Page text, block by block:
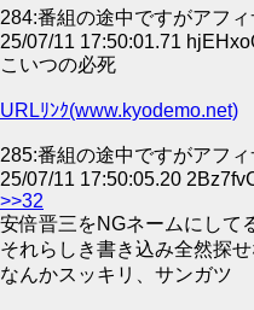
284:番組の途中ですがアフ
25/07/11 17:50:01.71
こいつの必死
URLﾘﾝｸ(www.kyodemo.net)
285:番組の途中ですがアフ
25/07/11 17:50:05.20
>>32
安倍晋三をNGネームにして
それらしき書き込み全然探
なんかスッキリ、サンガツ